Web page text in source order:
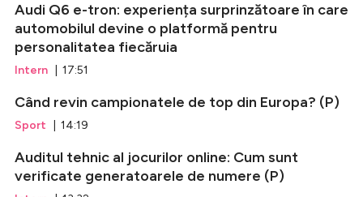
Audi Q6 e-tron: experiența surprinzătoare în care
automobilul devine o platformă pentru
personalitatea fiecăruia
Intern | 17:51
Când revin campionatele de top din Europa? (P)
Sport | 14:19
Auditul tehnic al jocurilor online: Cum sunt
verificate generatoarele de numere (P)